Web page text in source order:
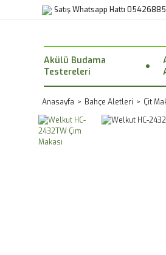
Satış Whatsapp Hattı
Akülü Budama
Testereleri
Anasayfa Bahçe Aletleri Çit